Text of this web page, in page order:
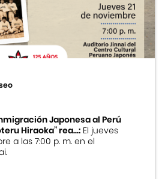
Peruano Japonés
Japonesa
Japonés
Japonesa al Perú
Hiraoka” rea...:El jueves
a las 7:00 p. m. en el